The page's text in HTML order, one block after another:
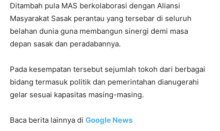
Ditambah pula MAS berkolaborasi dengan Aliansi
Masyarakat Sasak perantau yang tersebar di seluruh
belahan dunia guna membangun sinergi demi masa
depan sasak dan peradabannya.
Pada kesempatan tersebut sejumlah tokoh dari berbagai
bidang termasuk politik dan pemerintahan dianugerahi
gelar sesuai kapasitas masing-masing.
Baca berita lainnya di Google News